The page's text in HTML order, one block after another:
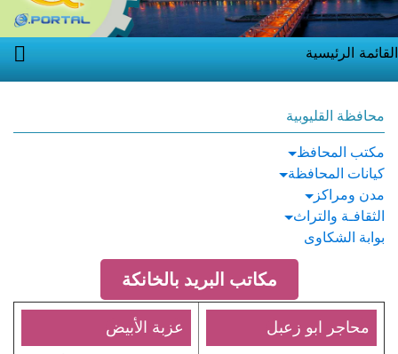
القائمة الرئيسية
محافظة القليوبية
مكتب المحافظ
كيانات المحافظة
مدن ومراكز
الثقافـة والتراث
بوابة الشكاوى
مكاتب البريد بالخانكة
محاجر ابو زعبل عزبة الأبيض